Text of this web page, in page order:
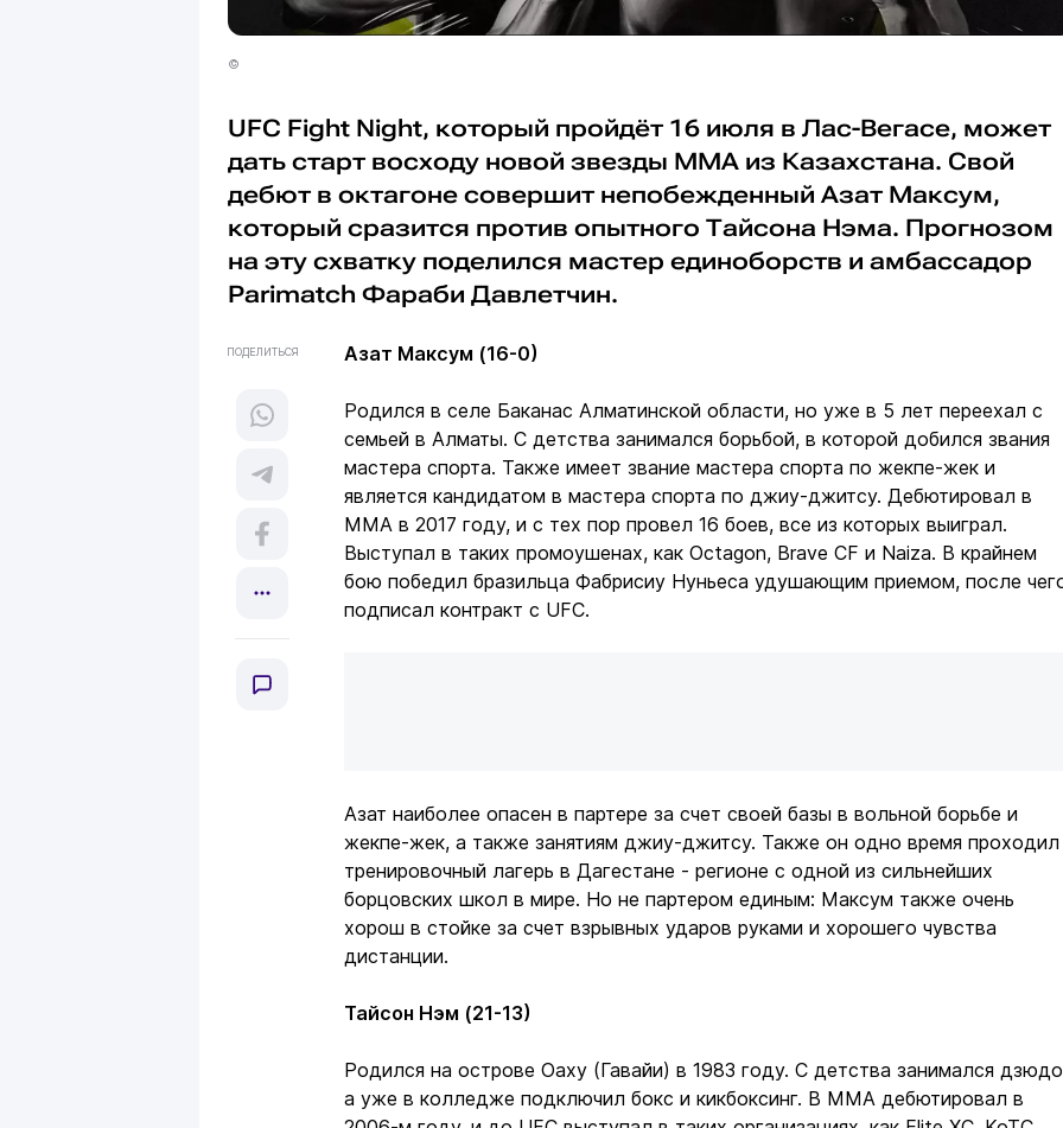
©
UFC Fight Night, который пройдёт 16 июля в Лас-Вегасе, может
дать старт восходу новой звезды ММА из Казахстана. Свой
дебют в октагоне совершит непобежденный Азат Максум,
который сразится против опытного Тайсона Нэма. Прогнозом
на эту схватку поделился мастер единоборств и амбассадор
Parimatch Фараби Давлетчин.
ПОДЕЛИТЬСЯ Азат Максум (16-0)
Родился в селе Баканас Алматинской области, но уже в 5 лет переехал с
семьей в Алматы. С детства занимался борьбой, в которой добился звания
мастера спорта. Также имеет звание мастера спорта по жекпе-жек и
является кандидатом в мастера спорта по джиу-джитсу. Дебютировал в
ММА в 2017 году, и с тех пор провел 16 боев, все из которых выиграл.
Выступал в таких промоушенах, как Octagon, Brave CF и Naiza. В крайнем
бою победил бразильца Фабрисиу Нуньеса удушающим приемом, после
подписал контракт с UFC.
Азат наиболее опасен в партере за счет своей базы в вольной борьбе и
жекпе-жек, а также занятиям джиу-джитсу. Также он одно время проходил
тренировочный лагерь в Дагестане - регионе с одной из сильнейших
борцовских школ в мире. Но не партером единым: Максум также очень
хорош в стойке за счет взрывных ударов руками и хорошего чувства
дистанции.
Тайсон Нэм (21-13)
Родился на острове Оаху (Гавайи) в 1983 году. С детства занимался
а уже в колледже подключил бокс и кикбоксинг. В ММА дебютировал в